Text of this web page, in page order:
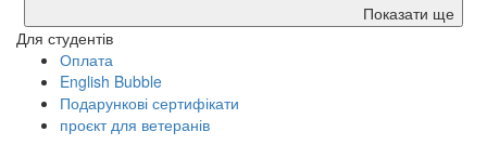
Показати ще
Для студентів
Оплата
English Bubble
Подарункові сертифікати
проєкт для ветеранів